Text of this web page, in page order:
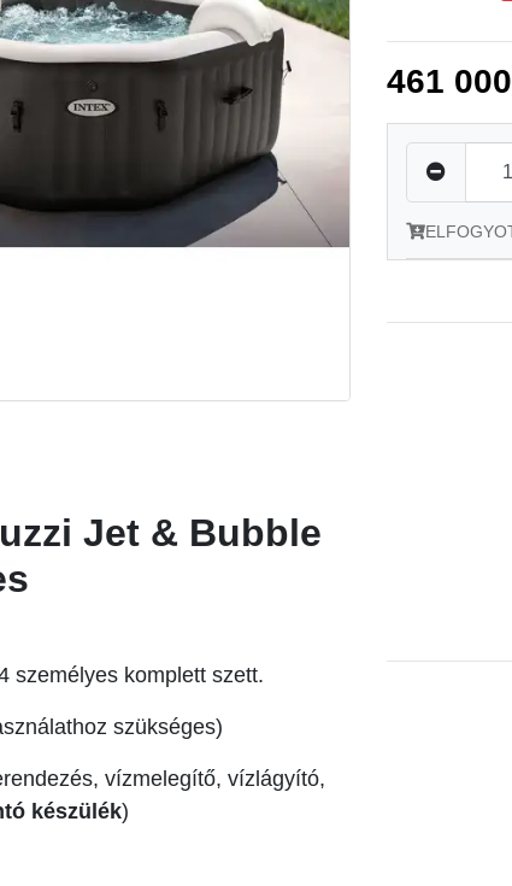
Jet & Bubble
személyes komplett szett.
szükséges)
vízmelegítő, vízlágyító,
készülék)
461